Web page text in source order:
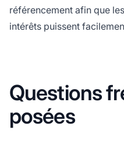
référencement afin que
intérêts puissent
Questions
posées